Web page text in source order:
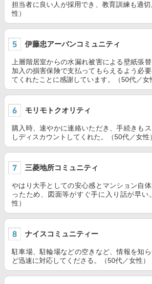
担当者に良い人が採用でき、教育訓練も適
性）
伊藤忠アーバンコミュニティ
上層階居室からの水漏れ被害による壁紙張
加入の損害保険で支払ってもらえるよう必
てくれたことに感謝しています。（50代／女
モリモトクオリティ
購入時、速やかに連絡いただき、手続きも
しディスカウントしてくれた。（50代／女性）
三菱地所コミュニティ
やはり大手としての安心感とマンション自
ったため、図面等がすぐ手に入り話が早い
性）
ナイスコミュニティー
駐車場、駐輪場などの空きなど、情報を知
ど迅速に対応してくださる。（50代／女性）